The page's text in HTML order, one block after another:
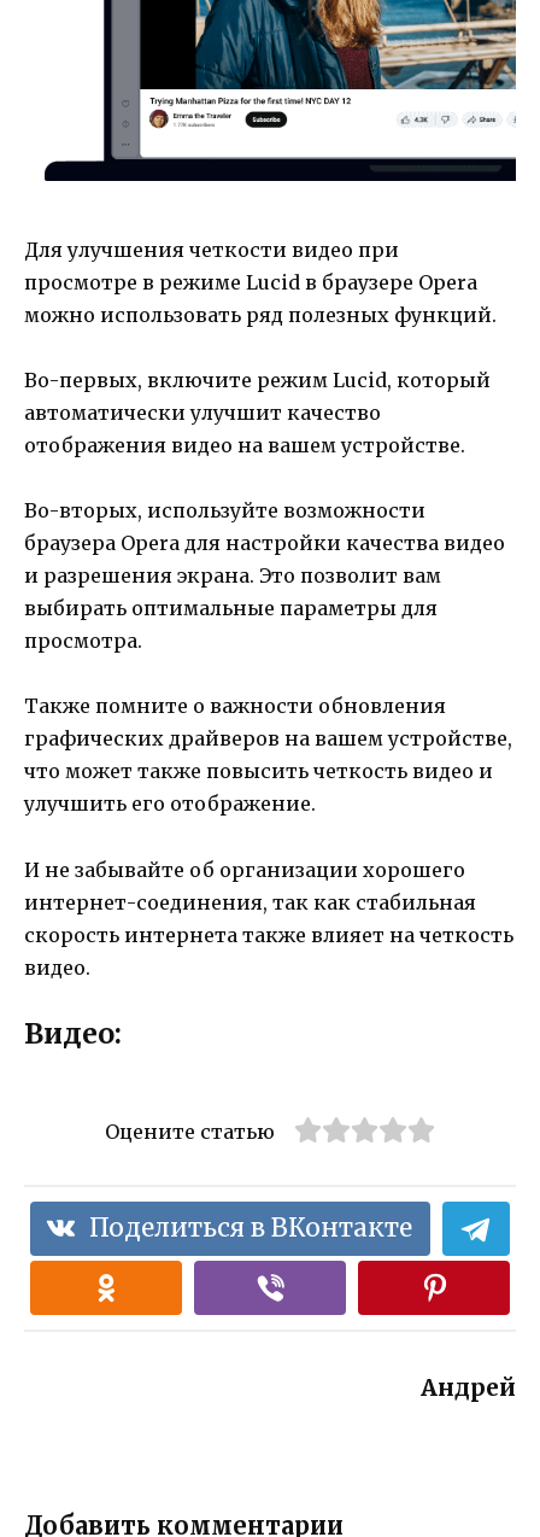
Для улучшения четкости видео при
просмотре в режиме Lucid в браузере Opera
можно использовать ряд полезных функций.
Во-первых, включите режим Lucid, который
автоматически улучшит качество
отображения видео на вашем устройстве.
Во-вторых, используйте возможности
браузера Opera для настройки качества видео
и разрешения экрана. Это позволит вам
выбирать оптимальные параметры для
просмотра.
Также помните о важности обновления
графических драйверов на вашем устройстве,
что может также повысить четкость видео и
улучшить его отображение.
И не забывайте об организации хорошего
интернет-соединения, так как стабильная
скорость интернета также влияет на четкость
видео.
Видео:
Оцените статью
Поделиться в ВКонтакте
Андрей
Добавить комментарии